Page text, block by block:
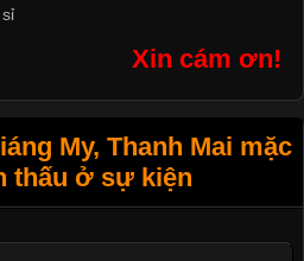
Xin cám ơn!
My, Thanh Mai mặc
thấu ở sự kiện